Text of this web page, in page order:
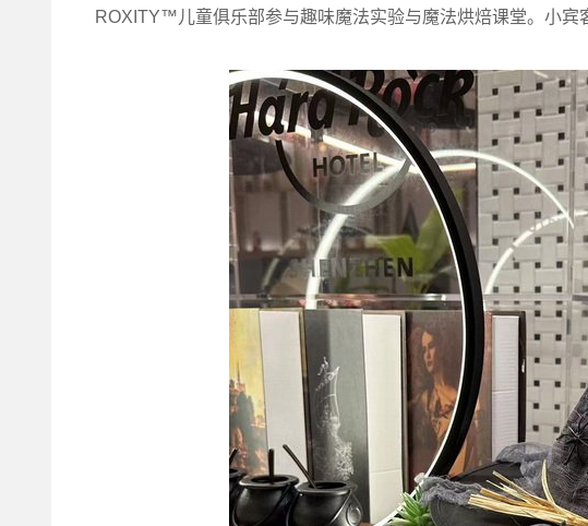
ROXITY™儿童俱乐部参与趣味魔法实验与魔法烘焙课堂。小宾